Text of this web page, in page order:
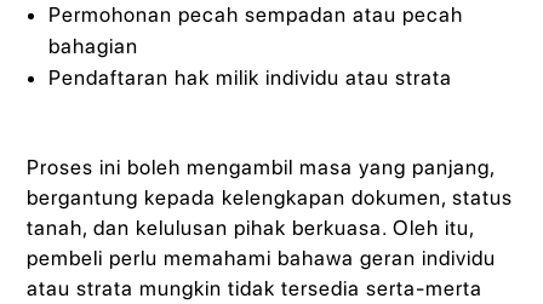
Permohonan pecah sempadan atau pecah
bahagian
Pendaftaran hak milik individu atau strata
Proses ini boleh mengambil masa yang panjang,
bergantung kepada kelengkapan dokumen, status
tanah, dan kelulusan pihak berkuasa. Oleh itu,
pembeli perlu memahami bahawa geran individu
atau strata mungkin tidak tersedia serta-merta